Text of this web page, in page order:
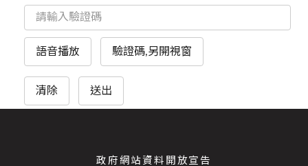
語音播放 驗證碼,另開視窗
清除 送出
政府網站資料開放宣告